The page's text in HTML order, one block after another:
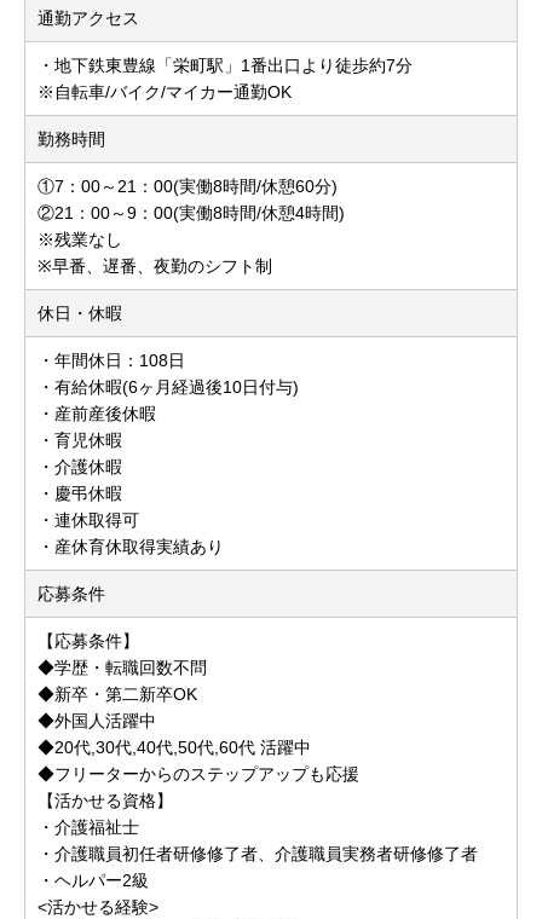
通勤アクセス
・地下鉄東豊線「栄町駅」1番出口より徒歩約7分
※自転車/バイク/マイカー通勤OK
勤務時間
①7：00～21：00(実働8時間/休憩60分)
②21：00～9：00(実働8時間/休憩4時間)
※残業なし
※早番、遅番、夜勤のシフト制
休日・休暇
・年間休日：108日
・有給休暇(6ヶ月経過後10日付与)
・産前産後休暇
・育児休暇
・介護休暇
・慶弔休暇
・連休取得可
・産休育休取得実績あり
応募条件
【応募条件】
◆学歴・転職回数不問
◆新卒・第二新卒OK
◆外国人活躍中
◆20代,30代,40代,50代,60代 活躍中
◆フリーターからのステップアップも応援
【活かせる資格】
・介護福祉士
・介護職員初任者研修修了者、介護職員実務者研修修了者
・ヘルパー2級
<活かせる経験>